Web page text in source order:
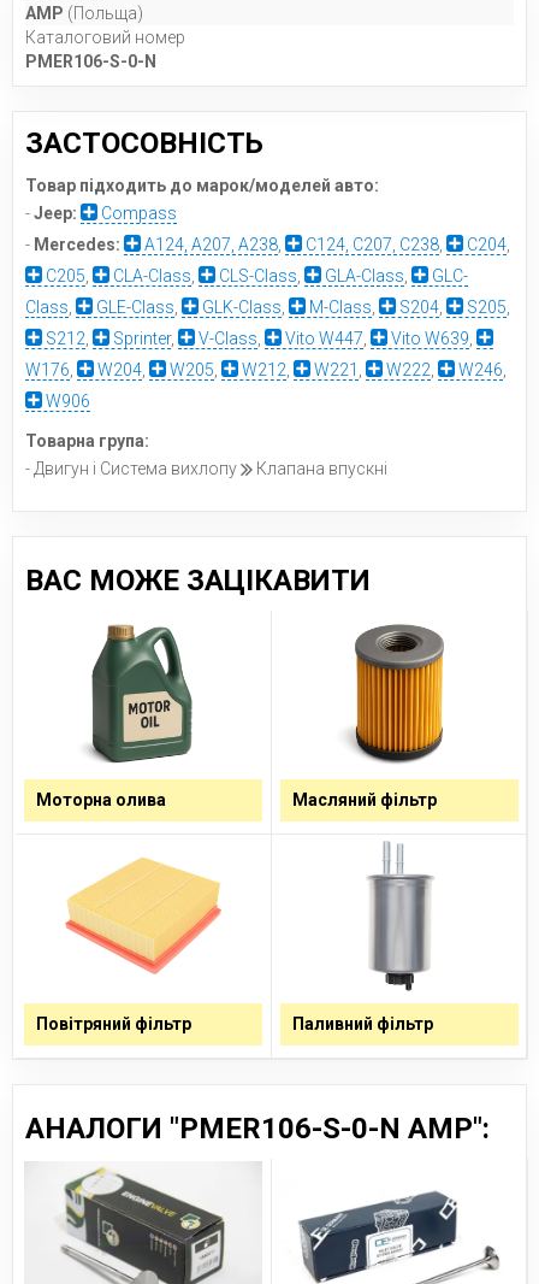
AMP (Польща)
Каталоговий номер
PMER106-S-0-N
ЗАСТОСОВНІСТЬ
Товар підходить до марок/моделей авто:
-Jeep:
Compass
- Mercedes: A124, A207, A238 C124, C207, C238 C204
C205
CLA-Class CLS-Class GLA-Class
GLC-
Class
GLE-Class GLK-Class M-Class S204 S205
S212
Sprinter, V-Class Vito W447 Vito W639
W176
W204 W205 W212 W221 W222 W246
W906
Товарна група:
- Двигун і Система вихлопу
Клапана впускні
ВАС МОЖЕ ЗАЦІКАВИТИ
Моторна олива Масляний фільтр
Повітряний фільтр Паливний фільтр
АНАЛОГИ "PMER106-S-0-N AMP":